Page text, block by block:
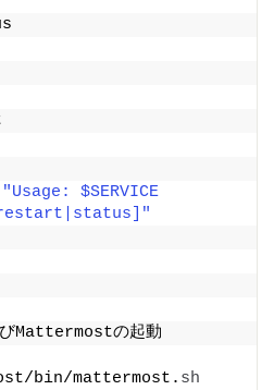
"Usage: $SERVICE
Mattermostの起動
bin/mattermost. sh